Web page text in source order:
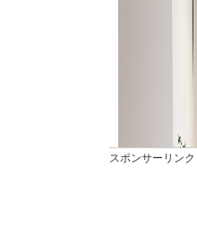
スポンサーリンク